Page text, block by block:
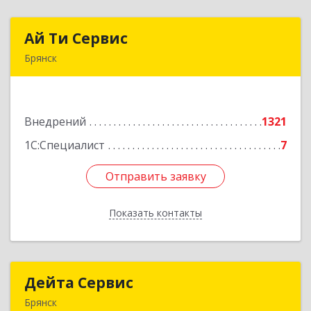
Ай Ти Сервис
Брянск
Внедрений
1321
1С:Специалист
7
Отправить заявку
Показать контакты
Подробнее
Отправить заявку
Назад
Дейта Сервис
Брянск